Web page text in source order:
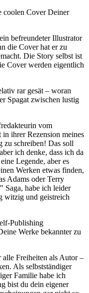
coolen Cover Deiner
befreundeter Illustrator
die Cover hat er zu
Die Story selbst ist
Cover werden eigentlich
rar gesät – woran
Spagat zwischen lustig
vom
ihrer Rezension meines
zu schreiben! Das soll
ich denke, dass ich da
Legende, aber es
Werken etwas finden,
Adams oder Terry
Saga, habe ich leider
witzig und geistreich
Publishing
Werke bekannter zu
Freiheiten als Autor –
Als selbstständiger
Familie habe ich
bist du dein eigener